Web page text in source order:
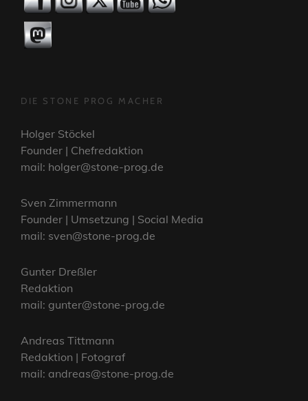
DIE STONE PROG MACHER
Holger Stöckel
Founder | Chefredaktion
mail: holger@stone-prog.de
Sven Zimmermann
Founder | Umsetzung | Social Media
mail: sven@stone-prog.de
Gunter Dreßler
Redaktion
mail: gunter@stone-prog.de
Andreas Tittmann
Redaktion | Fotograf
mail: andreas@stone-prog.de